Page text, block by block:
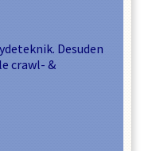
Desuden
crawl- &